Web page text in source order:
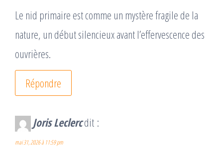
Le nid primaire est comme un mystère fragile de la
nature, un début silencieux avant l’effervescence des
ouvrières.
Répondre
Joris Leclercdit :
mai 31, 2026 à 11:59 pm